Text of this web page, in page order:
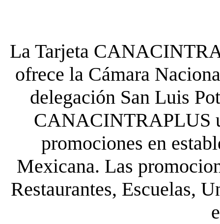
La Tarjeta
ofrece la Cámara
delegación San Luis
CANACINTRAPLUS
promociones en
Mexicana. Las
Restaurantes, Escuelas,